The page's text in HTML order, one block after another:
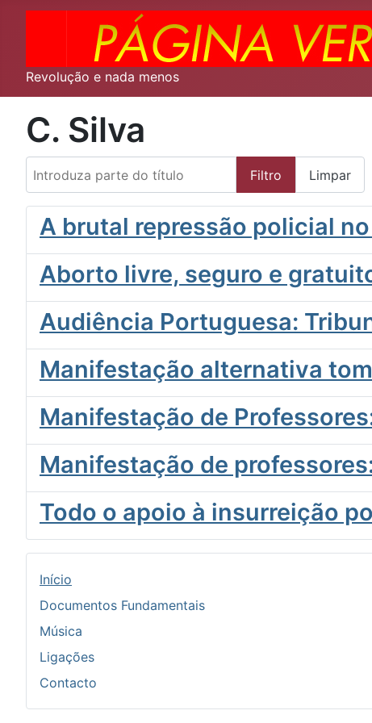
Revolução e nada menos
C. Silva
Introduza parte do título
Filtro Limpar
A brutal repressão policial
Aborto livre, seguro e
Audiência Portuguesa:
Manifestação alternativa
Manifestação de
Manifestação de
Todo o apoio à insurreição
Início
Documentos Fundamentais
Música
Ligações
Contacto